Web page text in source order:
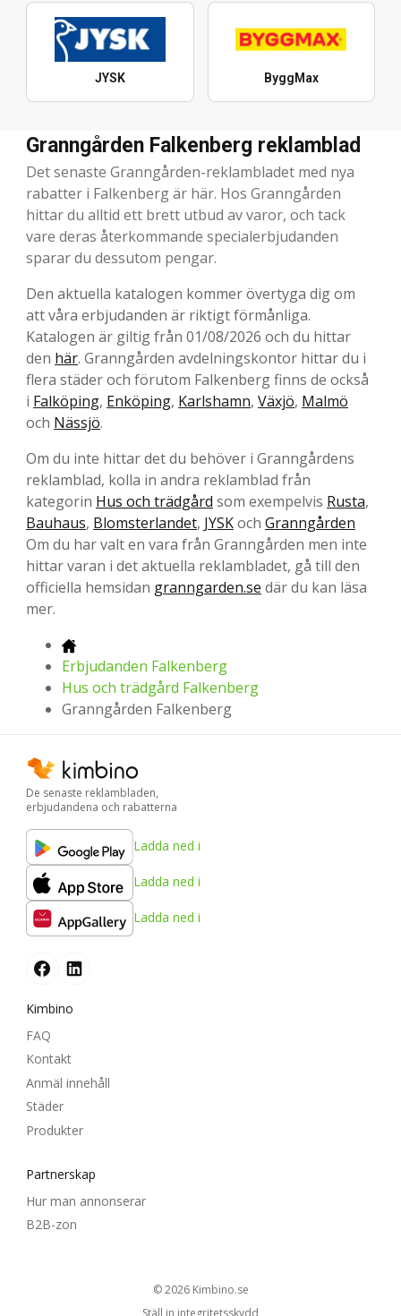
JYSK ByggMax
Granngården Falkenberg reklamblad
Det senaste Granngården-reklambladet med nya
rabatter i Falkenberg är här. Hos Granngården
hittar du alltid ett brett utbud av varor, och tack
vare deras återkommande specialerbjudanden
sparar du dessutom pengar.
Den aktuella katalogen kommer övertyga dig om
att våra erbjudanden är riktigt förmånliga.
Katalogen är giltig från 01/08/2026 och du hittar
den här. Granngården avdelningskontor hittar du i
flera städer och förutom Falkenberg finns de också
i Falköping, Enköping, Karlshamn, Växjö, Malmö
och Nässjö.
Om du inte hittar det du behöver i Granngårdens
reklamblad, kolla in andra reklamblad från
kategorin Hus och trädgård som exempelvis Rusta,
Bauhaus, Blomsterlandet, JYSKoch Granngården
Om du har valt en vara från Granngården men inte
hittar varan i det aktuella reklambladet, gå till den
officiella hemsidan granngarden.se där du kan läsa
mer.
Erbjudanden Falkenberg
Hus och trädgård Falkenberg
Granngården Falkenberg
De senaste reklambladen,
erbjudandena och rabatterna
Ladda ned i
Ladda ned i
Ladda ned i
Kimbino
FAQ
Kontakt
Anmäl innehåll
Städer
Produkter
Partnerskap
Hur man annonserar
B2B-zon
© 2026 kimbino.se
Ställ in integritetsskydd